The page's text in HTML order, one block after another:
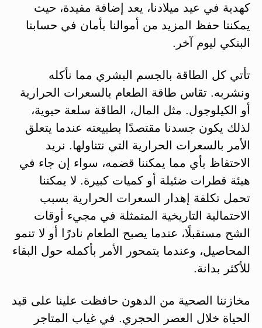
كهدية في عيد ميلادنا، يعد إضافة مفيدة، حيث
يمكننا حفظ المزيد من أموالنا بأمان في حسابنا
البنكي ليوم آخر.
تأتي كل الطاقة بالجسم البشري مما نأكله
ونشربه. تقاس طاقة الطعام بالسعرات الحرارية
أو الكيلوجول. مثل المال، الطاقة سلعة حيوية،
لذلك يكون جسدنا مقتصدًا بطبيعته عندما يتعلق
الأمر بالسعرات الحرارية التي نتناولها. نريد
الاحتفاظ بأي مما يمكننا قضمه، سواء إن جاء في
هيئة قطرات ضئيلة أو كميات كبيرة. لا يمكننا
تحمل تكلفة إهدار السعرات الحرارية بسبب
الاحتمالية التاريخية المتمثلة في مجيء أوقات
الشح مستقبلًا، عندما يصبح الطعام نادرًا أو لا تنمو
المحاصيل، وعندما يتمحور الأمر بأكمله حول البقاء
للأكثر بدانة.
مخازننا الصحية من الدهون حافظت علينا على قيد
الحياة خلال العصر الحجري. في غياب المتاجر